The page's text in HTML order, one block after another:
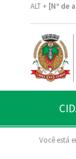
ALT + [Nº de
Você está